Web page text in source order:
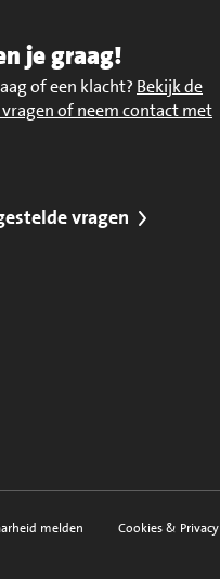
je graag!
of een klacht? Bekijk de
of neem contact met
vragen
en sitemap
melden Cookies & Privacy